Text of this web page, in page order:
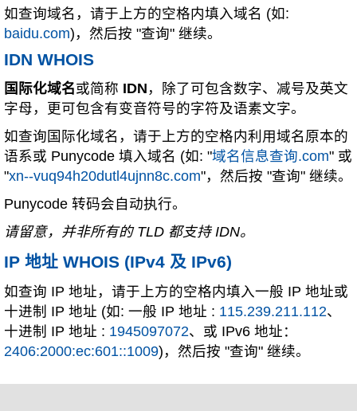
如查询域名，请于上方的空格内填入域名 (如:
baidu.com)，然后按 "查询" 继续。
IDN WHOIS
国际化域名或简称 IDN ，除了可包含数字、减号及英文
字母，更可包含有变音符号的字符及语素文字。
如查询国际化域名，请于上方的空格内利用域名原本的
语系或 Punycode 填入域名 (如: "域名信息查询.com" 或
"xn--vuq94h20dutl4ujnn8c.com"，然后按 "查询" 继续。
Punycode 转码会自动执行。
请留意，并非所有的 TLD 都支持 IDN。
IP 地址 WHOIS (IPv4 及 IPv6)
如查询 IP 地址，请于上方的空格内填入一般 IP 地址或
十进制 IP 地址 (如: 一般 IP 地址 : 115.239.211.112、
十进制 IP 地址 : 1945097072、或 IPv6 地址：
2406:2000:ec:601::1009)，然后按 "查询" 继续。